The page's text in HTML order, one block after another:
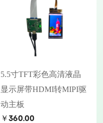
5.5寸TFT彩色高清液晶
显示屏带HDMI转MIPI驱
动主板
￥360.00